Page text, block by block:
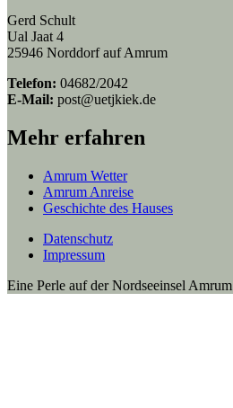
Gerd Schult
Ual Jaat 4
25946 Norddorf auf Amrum
Telefon: 04682/2042
E-Mail: post@uetjkiek.de
Mehr erfahren
Amrum Wetter
Amrum Anreise
Geschichte des Hauses
Datenschutz
Impressum
Eine Perle auf der Nordseeinsel Amrum